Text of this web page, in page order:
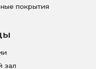
покрытия
зал